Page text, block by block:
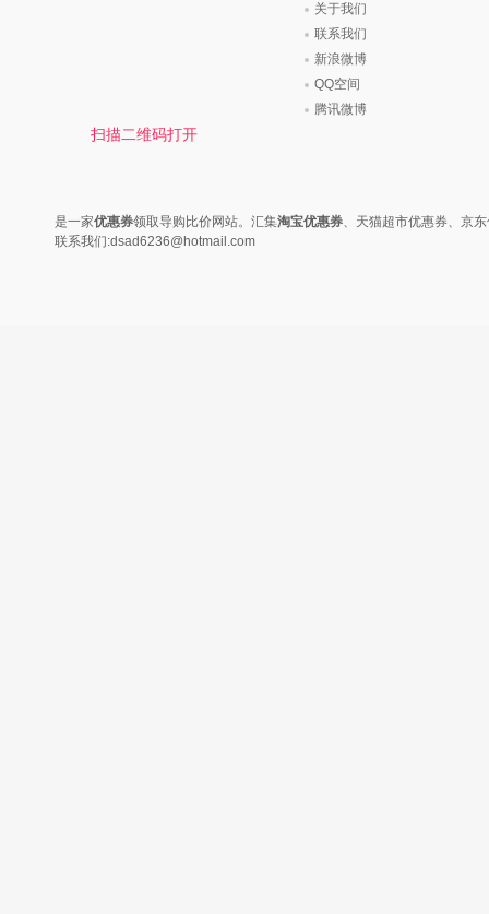
扫描二维码打开
关于我们
联系我们
新浪微博
QQ空间
腾讯微博
是一家优惠券领取导购比价网站。汇集淘宝优惠券、天猫超市优惠券、京
联系我们:dsad6236@hotmail.com